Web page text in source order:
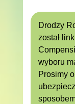
Drodzy
został
wyboru
Prosimy